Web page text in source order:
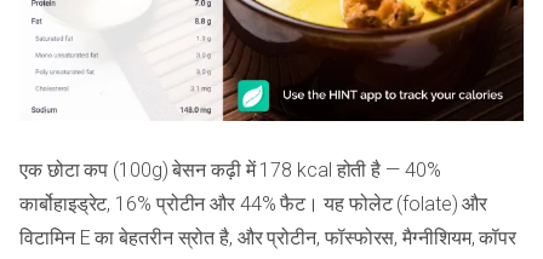
एक छोटा कप (100g) बेसन कढ़ी में 178 kcal होती है — 40%
कार्बोहाइड्रेट, 16% प्रोटीन और 44% फैट। यह फोलेट (folate) और
विटामिन E का बेहतरीन स्रोत है, और प्रोटीन, फॉस्फोरस, मैग्नीशियम, कॉपर